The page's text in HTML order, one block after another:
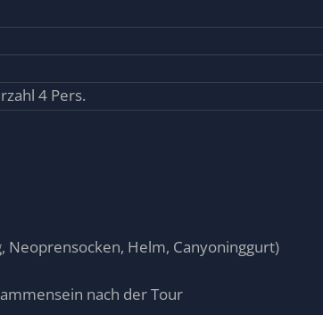
4 Pers.
Helm, Canyoninggurt)
nach der Tour